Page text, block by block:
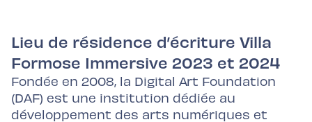
Lieu de résidence d’écriture Villa
Formose Immersive 2023 et 2024
Fondée en 2008, la Digital Art Foundation
(DAF) est une institution dédiée au
développement des arts numériques et